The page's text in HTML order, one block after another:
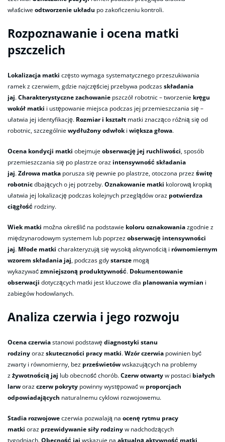
właściweodtworzenie układu po zakończeniu kontroli.
Rozpoznawanie i ocena matki
pszczelich
Lokalizacja matki często wymaga systematycznego przeszukiwania
ramek z czerwiem, gdzie najczęściej przebywa podczasskładania
jaj.Charakterystyczne zachowanie pszczół robotnic – tworzenie kręgu
wokół matki i ustępowanie miejsca podczas jej przemieszczania się –
ułatwia jej identyfikację. Rozmiar i kształt matki znacząco różnią się od
robotnic, szczególniewydłużony odwłoki większa głowa.
Ocena kondycji matki obejmujeobserwację jej ruchliwości, sposób
przemieszczania się po plastrze oraz intensywność składania
jaj.Zdrowa matka porusza się pewnie po plastrze, otoczona przezświtę
robotnicdbających o jej potrzeby.Oznakowanie matki kolorową kropką
ułatwia jej lokalizację podczas kolejnych przeglądów oraz potwierdza
ciągłość rodziny.
Wiek matki można określić na podstawie koloru oznakowaniazgodnie z
międzynarodowym systemem lub poprzezobserwację intensywności
jaj. Młode matki charakteryzują się wysoką aktywnością i równomiernym
wzorem składania jaj, podczas gdystarsze mogą
wykazywaćzmniejszoną produktywność. Dokumentowanie
obserwacji dotyczących matki jest kluczowe dla planowania wymian i
zabiegów hodowlanych.
Analiza czerwia i jego rozwoju
Ocena czerwiastanowi podstawędiagnostyki stanu
rodzinyorazskuteczności pracy matki.Wzór czerwia powinien być
zwarty i równomierny, bez prześwietówwskazujących na problemy
zżywotnością jaj lub obecność chorób.Czerw otwartyw postaci białych
larworazczerw pokryty powinny występować w proporcjach
odpowiadających naturalnemu cyklowi rozwojowemu.
Stadia rozwojoweczerwia pozwalają na ocenę rytmu pracy
matki oraz przewidywanie siły rodzinyw nadchodzących